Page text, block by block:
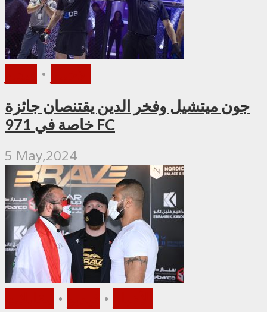
•
جون ميتشيل وفخر الدين يقتنصان جائزة
خاصة في 971 FC
5 May,2024
•
•